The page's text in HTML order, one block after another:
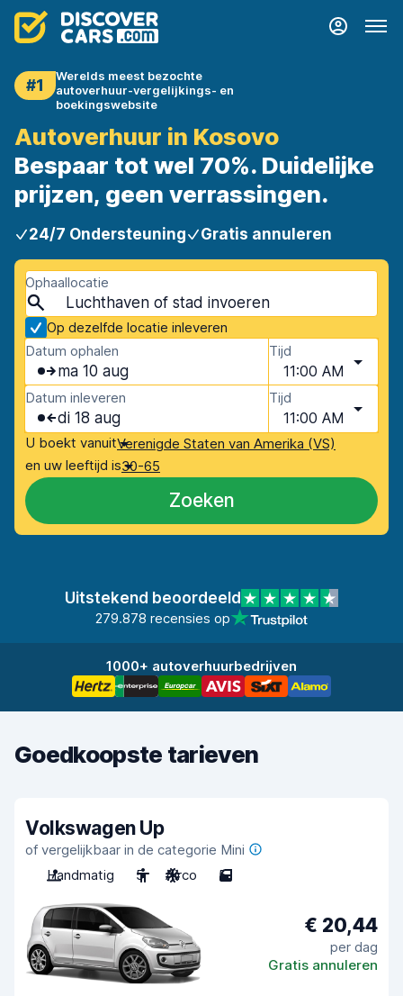
#1
Werelds meest bezochte
autoverhuur-vergelijkings- en
boekingswebsite
Autoverhuur in Kosovo
Bespaar tot wel 70%. Duidelijke
prijzen, geen verrassingen.
24/7 Ondersteuning Gratis annuleren
Ophaallocatie
Op dezelfde locatie inleveren
Datum ophalen
ma 10 aug
Tijd
11:00 AM
Datum inleveren
di 18 aug
Tijd
11:00 AM
U boekt vanuitVerenigde Staten van Amerika (VS)
en uw leeftijd is30-65
Zoeken
Uitstekend beoordeeld
279.878 recensies op
1000+ autoverhuurbedrijven
Goedkoopste tarieven
Volkswagen Up
of vergelijkbaar in de categorie Mini
Handmatig
5 Airco 5
€ 20,44
per dag
Gratis annuleren